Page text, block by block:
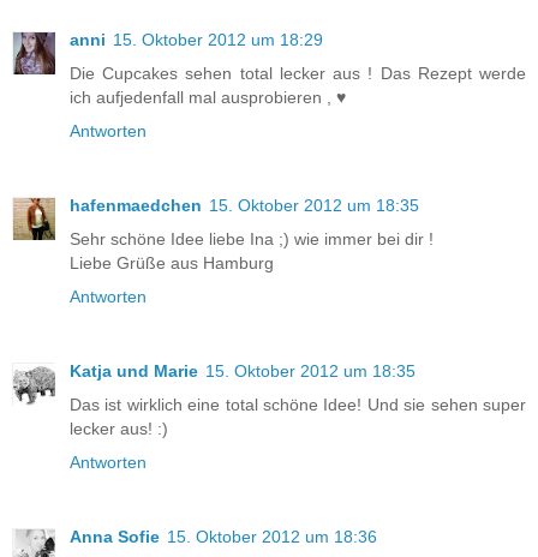
anni 15. Oktober 2012 um 18:29
Die Cupcakes sehen total lecker aus ! Das Rezept werde
ich aufjedenfall mal ausprobieren , ♥
Antworten
hafenmaedchen 15. Oktober 2012 um 18:35
Sehr schöne Idee liebe Ina ;) wie immer bei dir !
Liebe Grüße aus Hamburg
Antworten
Katja und Marie 15. Oktober 2012 um 18:35
Das ist wirklich eine total schöne Idee! Und sie sehen super
lecker aus! :)
Antworten
Anna Sofie 15. Oktober 2012 um 18:36